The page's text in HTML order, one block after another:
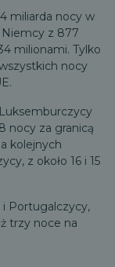
miliarda nocy w
Niemcy z 877
milionami. Tylko
nocy
nocy za granicą
kolejnych
z około 16 i 15
i Portugalczycy,
trzy noce na